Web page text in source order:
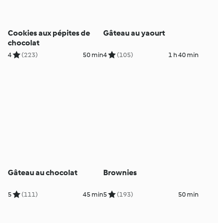
Cookies aux pépites de
chocolat
4 (223) 50 min
Gâteau au yaourt
4 (105) 1 h 40 min
Gâteau au chocolat
5 (111) 45 min
Brownies
5 (193) 50 min